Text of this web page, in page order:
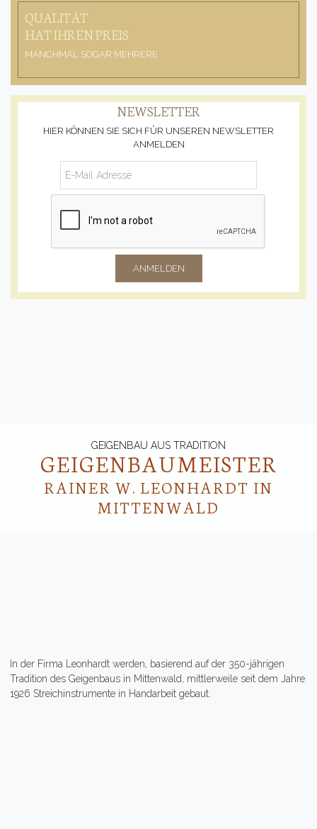
QUALITÄT
HAT IHREN PREIS
MANCHMAL SOGAR MEHRERE
NEWSLETTER
HIER KÖNNEN SIE SICH FÜR UNSEREN NEWSLETTER
ANMELDEN
ANMELDEN
GEIGENBAU AUS TRADITION
GEIGENBAU­MEISTER
RAINER W. LEONHARDT IN
MITTENWALD
In der Firma Leonhardt werden, basierend auf der 350-jährigen
Tradition des Geigenbaus in Mittenwald, mittlerweile seit dem Jahre
1926 Streichinstrumente in Handarbeit gebaut.